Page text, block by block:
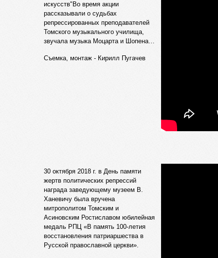
искусств"Во время акции
рассказывали о судьбах
репрессированных преподавателей
Томского музыкального училища,
звучала музыка Моцарта и Шопена…
Съемка, монтаж - Кирилл Пугачев
30 октября 2018 г. в День памяти
жертв политических репрессий
награда заведующему музеем В.
Ханевичу была вручена
митрополитом Томским и
Асиновским Ростиславом юбилейная
медаль РПЦ «В память 100-летия
восстановления патриаршества в
Русской православной церкви».